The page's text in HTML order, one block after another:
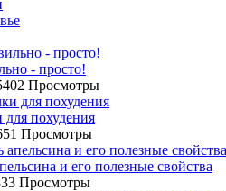
- просто!
Просмотры
для похудения
Просмотры
и его полезные свойства
Просмотры